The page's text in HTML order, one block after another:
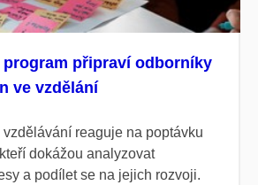
připraví odborníky
ve vzdělání
vzdělávání reaguje na poptávku
dokážou analyzovat
a podílet se na jejich rozvoji.